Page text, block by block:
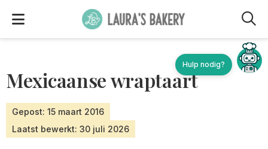
Mexicaanse wraptaart
Gepost: 15 maart 2016
Laatst bewerkt: 30 juli 2026
Hulp nodig?